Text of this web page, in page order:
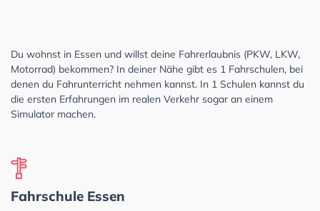
Du wohnst in Essen und willst deine Fahrerlaubnis (PKW, LKW,
Motorrad) bekommen? In deiner Nähe gibt es 1 Fahrschulen, bei
denen du Fahrunterricht nehmen kannst. In 1 Schulen kannst du
die ersten Erfahrungen im realen Verkehr sogar an einem
Simulator machen.
Fahrschule Essen